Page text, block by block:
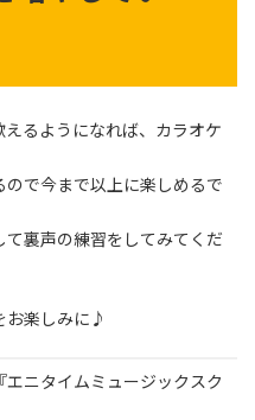
るようになれば、カラオケ
で今まで以上に楽しめるで
裏声の練習をしてみてくだ
お楽しみに♪
ニタイムミュージックスク